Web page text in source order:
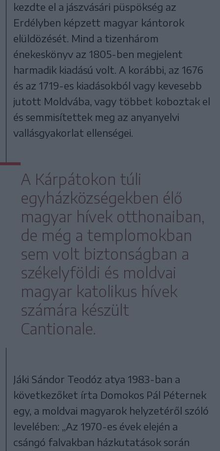
kezdte el a jászvásári püspökség az
Erdélyben képzett magyar kántorok
elüldözését. Mind a tizenhárom
énekeskönyv az 1805-ben megjelent
harmadik kiadású volt. A korábbi, az 1676
és az 1719-es kiadásokból vagy kevesebb
jutott Moldvába, vagy többet koboztak el
és semmisítettek meg az anyanyelvi
vallásgyakorlat ellenségei.
A Kárpátokon túli
egyházközségekben élő
magyar hívek otthonaiban,
de még a templomokban
sem volt biztonságban a
székelyföldi és moldvai
magyar katolikus hívek
számára készült
Cantionale.
Jáki Sándor Teodóz atya 1983-ban a
következőket írta Domokos Pál Péternek
egy, a moldvai magyarok helyzetéről szóló
levelében: „Az 1970-es évek elején a
csángó falvakban házkutatások során